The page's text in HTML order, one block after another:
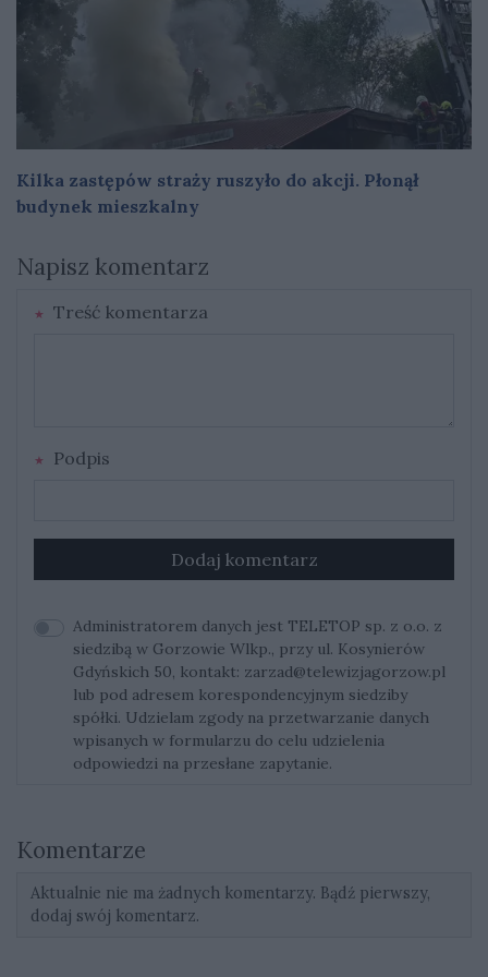
Kilka zastępów straży ruszyło do akcji. Płonął
budynek mieszkalny
Napisz komentarz
Treść komentarza
Podpis
Dodaj komentarz
Administratorem danych jest TELETOP sp. z o.o. z
siedzibą w Gorzowie Wlkp., przy ul. Kosynierów
Gdyńskich 50, kontakt: zarzad@telewizjagorzow.pl
lub pod adresem korespondencyjnym siedziby
spółki. Udzielam zgody na przetwarzanie danych
wpisanych w formularzu do celu udzielenia
odpowiedzi na przesłane zapytanie.
Komentarze
Aktualnie nie ma żadnych komentarzy. Bądź pierwszy,
dodaj swój komentarz.